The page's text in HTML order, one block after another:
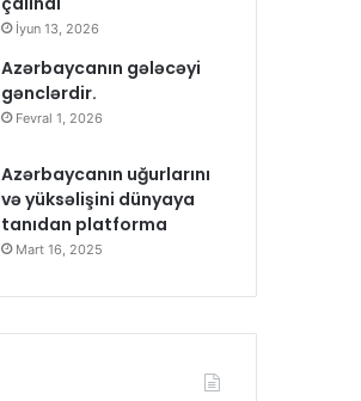
İyun 13, 2026
Azərbaycanın gələcəyi
gənclərdir.
Fevral 1, 2026
Azərbaycanın uğurlarını
və yüksəlişini dünyaya
tanıdan platforma
Mart 16, 2025